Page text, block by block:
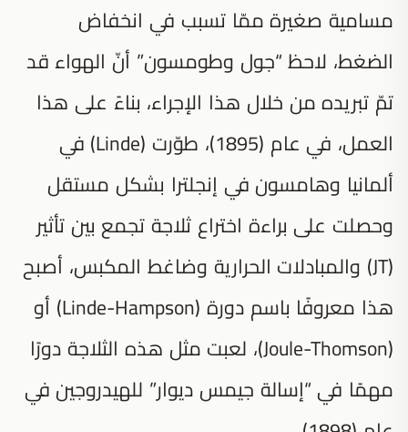
مسامية صغيرة ممّا تسبب في انخفاض
الضغط، لاحظ “جول وطومسون” أنّ الهواء قد
تمّ تبريده من خلال هذا الإجراء، بناءً على هذا
العمل، في عام (1895)، طوّرت (Linde) في
ألمانيا وهامسون في إنجلترا بشكل مستقل
وحصلت على براءة اختراع ثلاجة تجمع بين تأثير
(JT) والمبادلات الحرارية وضاغط المكبس، أصبح
هذا معروفًا باسم دورة (Linde-Hampson) أو
(Joule-Thomson)، لعبت مثل هذه الثلاجة دورًا
مهمًا في “إسالة جيمس ديوار” للهيدروجين في